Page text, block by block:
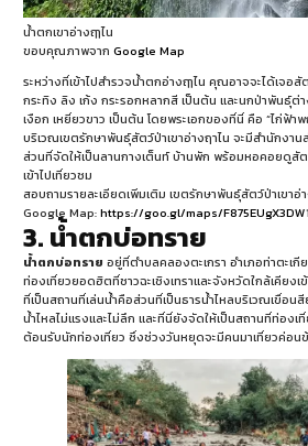
น้ำตกเขาอ่างฤๅไน
ขอบคุณภาพจากGoogle Map
ระหว่างที่เข้าไปสำรวจน้ำตกอ่างฤๅไน คุณอาจจะได้เจอ
กระทิง ลิง เก้ง กระรอกหลากสี เป็นต้น และนกป่าพันธุ์ต่
เงือก เหยี่ยวขาว เป็นต้น โดยพระเอกของที่นี่ คือ “ไก่ฟ้า
บริเวณเขตรักษาพันธุ์สัตว์ป่าเขาอ่างฤาไน จะมีสำนักงา
ส่วนที่จัดให้เป็นลานกางเต็นท์ บ้านพัก พร้อมหอคอยดูสั
เข้าไปเที่ยวชม
สอบถามรายละเอียดเพิ่มเติม เขตรักษาพันธุ์สัตว์ป่าเขาอ่
Google Map:https://goo.gl/maps/
3. น้ำตกบ่อทราย
น้ำตกบ่อทราย อยู่ที่ตำบลคลองตะเกรา อำเภอท่าตะเกี
ท่องเที่ยวยอดฮิตที่ชาวฉะเชิงเทราและจังหวัดใกล้เคียง
ที่เป็นสถานที่เล่นน้ำคือส่วนที่เป็นธารน้ำไหลบริเวณเขื่อน
น้ำไหลไม่แรงและไม่ลึก และที่นี่ยังจัดให้เป็นสถานที่ท่องเ
ต้อนรับนักท่องเที่ยว ซึ่งช่วงวันหยุดจะมีคนมาเที่ยวค่อนข้